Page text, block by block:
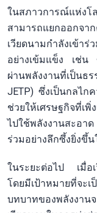
ในสภาวการณ์แห่ง
สามารถแยกออกจา
เวียดนามกำลังเข้า
อย่างเข้มแข็ง เช่น
ผ่านพลังงานที่เป็นธร
JETP) ซึ่งเป็นกลไก
ช่วยให้เศรษฐกิจที่เ
ไปใช้พลังงานสะอา
ร่วมอย่างลึกซึ้งยิ่งขึ้
ในระยะต่อไป เมื่อ
โดยมีเป้าหมายที่จะเ
บทบาทของพลังงา